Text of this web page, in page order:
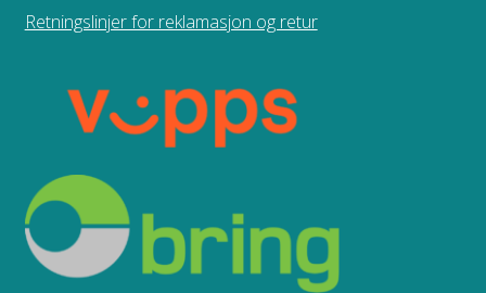
Retningslinjer for reklamasjon og retur